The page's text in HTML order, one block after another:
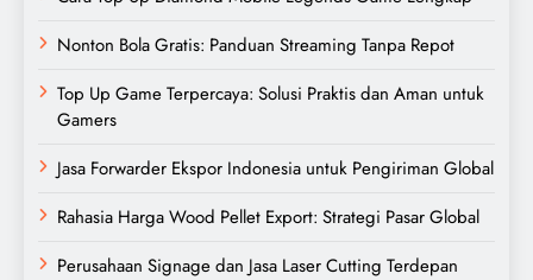
Nonton Bola Gratis: Panduan Streaming Tanpa Repot
Top Up Game Terpercaya: Solusi Praktis dan Aman untuk
Gamers
Jasa Forwarder Ekspor Indonesia untuk Pengiriman Global
Rahasia Harga Wood Pellet Export: Strategi Pasar Global
Perusahaan Signage dan Jasa Laser Cutting Terdepan